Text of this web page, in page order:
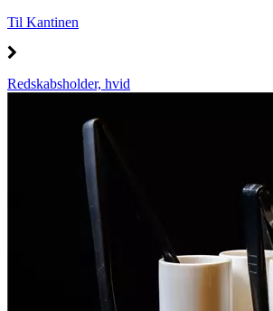
Til Kantinen
Redskabsholder, hvid